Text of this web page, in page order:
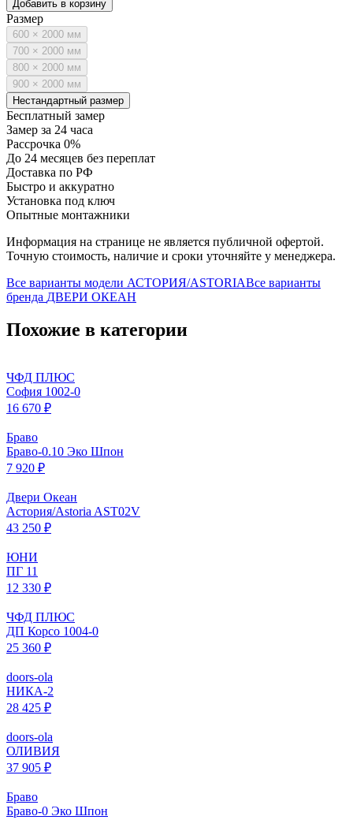
Добавить в корзину
Размер
600 × 2000 мм
700 × 2000 мм
800 × 2000 мм
900 × 2000 мм
Нестандартный размер
Бесплатный замер
Замер за 24 часа
Рассрочка 0%
До 24 месяцев без переплат
Доставка по РФ
Быстро и аккуратно
Установка под ключ
Опытные монтажники
Информация на странице не является публичной офертой.
Точную стоимость, наличие и сроки уточняйте у менеджера.
Все варианты модели АСТОРИЯ/ASTORIAВсе варианты
бренда ДВЕРИ ОКЕАН
Похожие в категории
ЧФД ПЛЮС
София 1002-0
16 670 ₽
Браво
Браво-0.10 Эко Шпон
7 920 ₽
Двери Океан
Астория/Astoria AST02V
43 250 ₽
ЮНИ
ПГ 11
12 330 ₽
ЧФД ПЛЮС
ДП Корсо 1004-0
25 360 ₽
doors-ola
НИКА-2
28 425 ₽
doors-ola
ОЛИВИЯ
37 905 ₽
Браво
Браво-0 Эко Шпон